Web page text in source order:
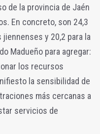
de la provincia de Jaén
En concreto, son 24,3
y 20,2 para la
Madueño para agregar:
los recursos
la sensibilidad de
más cercanas a
servicios de